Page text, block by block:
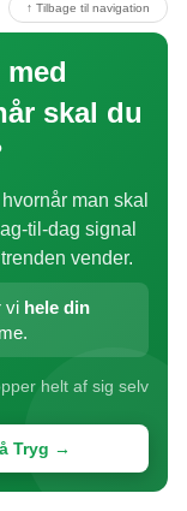
↑ Tilbage til navigation
skal du
man skal
til-dag signal
vender.
vi hele din
helt af sig selv
Tryg →